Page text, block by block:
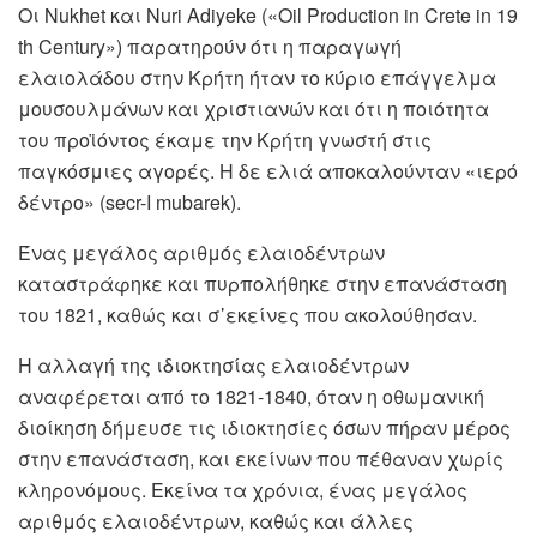
Οι Νukhet και Nuri Adiyeke («Oil Production in Crete in 19
th Century») παρατηρούν ότι η παραγωγή
ελαιολάδου στην Κρήτη ήταν το κύριο επάγγελμα
μουσουλμάνων και χριστιανών και ότι η ποιότητα
του προϊόντος έκαμε την Κρήτη γνωστή στις
παγκόσμιες αγορές. Η δε ελιά αποκαλούνταν «ιερό
δέντρο» (secr-I mubarek).
Ένας μεγάλος αριθμός ελαιοδέντρων
καταστράφηκε και πυρπολήθηκε στην επανάσταση
του 1821, καθώς και σ᾽εκείνες που ακολούθησαν.
H αλλαγή της ιδιοκτησίας ελαιοδέντρων
αναφέρεται από το 1821-1840, όταν η οθωμανική
διοίκηση δήμευσε τις ιδιοκτησίες όσων πήραν μέρος
στην επανάσταση, και εκείνων που πέθαναν χωρίς
κληρονόμους. Εκείνα τα χρόνια, ένας μεγάλος
αριθμός ελαιοδέντρων, καθώς και άλλες